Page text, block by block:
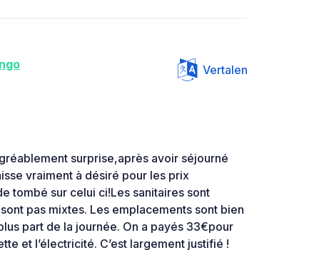
Vertalen
surprise,après avoir séjourné
vraiment à désiré pour les prix
tombé sur celui ci!Les sanitaires sont
pas mixtes. Les emplacements sont bien
part de la journée. On a payés 33€pour
et l’électricité. C’est largement justifié !